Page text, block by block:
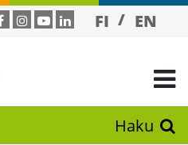
FI EN
Haku